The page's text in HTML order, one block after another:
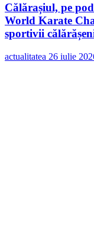
Călărașiul, pe
World Karate
sportivii
actualitatea 26 iulie